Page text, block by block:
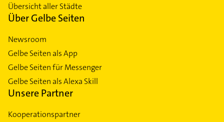
Übersicht aller Städte
Über Gelbe Seiten
Newsroom
Gelbe Seiten als App
Gelbe Seiten für Messenger
Gelbe Seiten als Alexa Skill
Unsere Partner
Kooperationspartner